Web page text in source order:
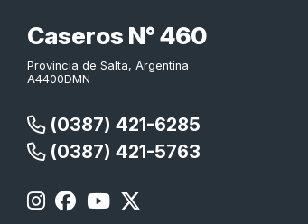
Caseros N° 460
Provincia de Salta, Argentina
A4400DMN
(0387) 421-6285
(0387) 421-5763